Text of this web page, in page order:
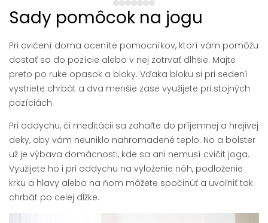
1 234567
Sady pomôcok na jogu
Pri cvičení doma oceníte pomocníkov, ktorí vám pomôžu
dostať sa do pozície alebo v nej zotrvať dlhšie. Majte
preto po ruke opasok a bloky. Vďaka bloku si pri sedení
vystriete chrbát a dva menšie zase využijete pri stojných
pozíciách.
Pri oddychu, či meditácii sa zahaľte do príjemnej a hrejivej
deky, aby vám neuniklo nahromadené teplo. No a bolster
už je výbava domácnosti, kde sa ani nemusí cvičit joga.
Využijete ho i pri oddychu na vyloženie nôh, podloženie
krku a hlavy alebo na ňom môžete spočinúť a uvoľniť tak
chrbát po celej dĺžke.